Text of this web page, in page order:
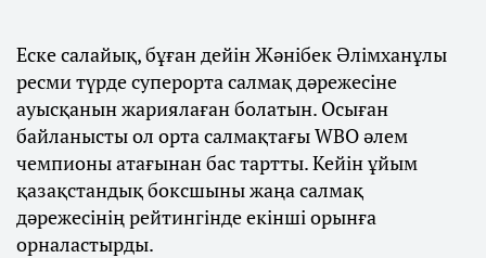
Еске салайық, бұған дейін Жәнібек Әлімханұлы
ресми түрде суперорта салмақ дәрежесіне
ауысқанын жариялаған болатын. Осыған
байланысты ол орта салмақтағы WBO әлем
чемпионы атағынан бас тартты. Кейін ұйым
қазақстандық боксшыны жаңа салмақ
дәрежесінің рейтингінде екінші орынға
орналастырды.